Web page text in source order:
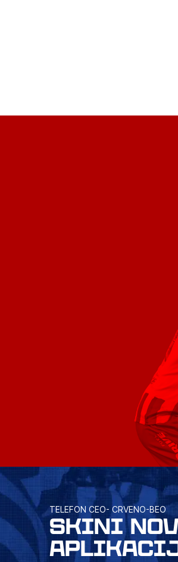
TELEFON CEO- CRVENO-BEO
SKINI